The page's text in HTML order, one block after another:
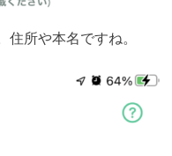
住所や本名ですね。